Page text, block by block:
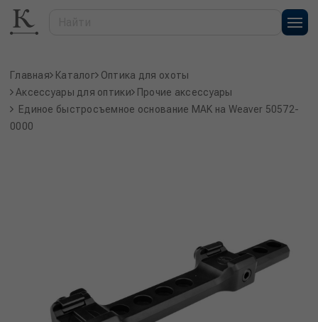
Главная Каталог Оптика для охоты
Аксессуары для оптики
Прочие аксессуары
Единое быстросъемное основание MAK на Weaver 50572-
0000